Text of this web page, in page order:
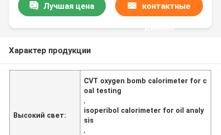
Лучшая цена контактные
данные
Характер продукции
Высокий свет:
CVT oxygen bomb calorimeter for c
oal testing
,
isoperibol calorimeter for oil analy
sis
,